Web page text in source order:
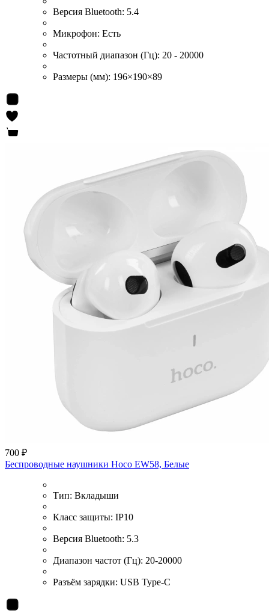
Версия Bluetooth: 5.4
Микрофон: Есть
Частотный диапазон (Гц): 20 - 20000
Размеры (мм): 196×190×89
700 ₽
Беспроводные наушники Hoco EW58, Белые
Тип: Вкладыши
Класс защиты: IP10
Версия Bluetooth: 5.3
Диапазон частот (Гц): 20-20000
Разъём зарядки: USB Type-C